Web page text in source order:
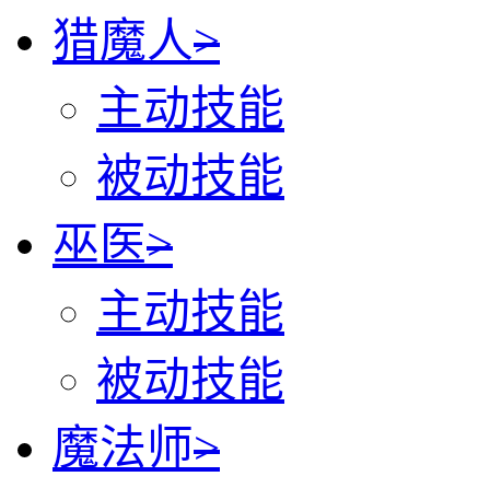
猎魔人>
主动技能
被动技能
巫医>
主动技能
被动技能
魔法师>